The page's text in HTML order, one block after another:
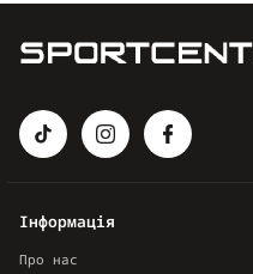
Інформація
Про нас